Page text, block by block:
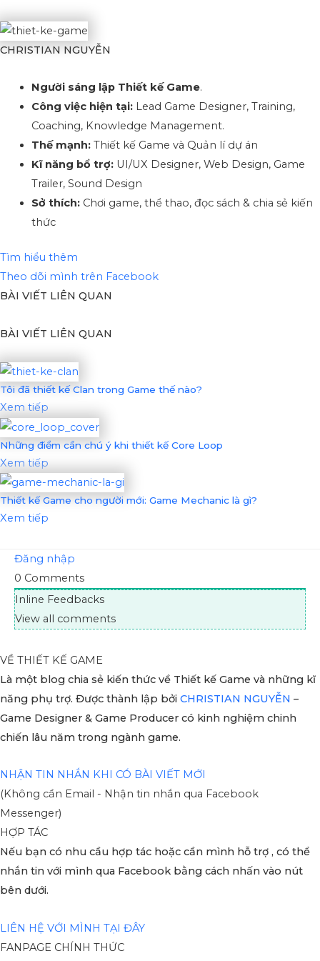
CHRISTIAN NGUYỄN
Người sáng lập Thiết kế Game.
Công việc hiện tại:Lead Game Designer, Training,
Coaching, Knowledge Management.
Thế mạnh:Thiết kế Game và Quản lí dự án
Kĩ năng bổ trợ:UI/UX Designer, Web Design, Game
Trailer, Sound Design
Sở thích:Chơi game, thể thao, đọc sách & chia sẻ kiến
thức
Tìm hiểu thêm
Theo dõi mình trên Facebook
BÀI VIẾT LIÊN QUAN
BÀI VIẾT LIÊN QUAN
Tôi đã thiết kế Clan trong Game thế nào?
Xem tiếp
Những điểm cần chú ý khi thiết kế Core Loop
Xem tiếp
Thiết kế Game cho người mới: Game Mechanic là gì?
Xem tiếp
Đăng nhập
0 Comments
Inline Feedbacks
View all comments
VỀ THIẾT KẾ GAME
Là một blog chia sẻ kiến thức về Thiết kế Game và những kĩ
năng phụ trợ. Được thành lập bởi CHRISTIAN NGUYỄN –
Game Designer & Game Producer có kinh nghiệm chinh
chiến lâu năm trong ngành game.
NHẬN TIN NHẮN KHI CÓ BÀI VIẾT MỚI
(Không cần Email - Nhận tin nhắn qua Facebook
Messenger)
HỢP TÁC
Nếu bạn có nhu cầu hợp tác hoặc cần mình hỗ trợ , có thể
nhắn tin với mình qua Facebook bằng cách nhấn vào nút
bên dưới.
LIÊN HỆ VỚI MÌNH TẠI ĐÂY
FANPAGE CHÍNH THỨC